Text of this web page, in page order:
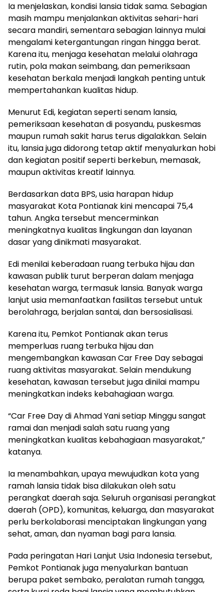
Ia menjelaskan, kondisi lansia tidak sama. Sebagian
masih mampu menjalankan aktivitas sehari-hari
secara mandiri, sementara sebagian lainnya mulai
mengalami ketergantungan ringan hingga berat.
Karena itu, menjaga kesehatan melalui olahraga
rutin, pola makan seimbang, dan pemeriksaan
kesehatan berkala menjadi langkah penting untuk
mempertahankan kualitas hidup.
Menurut Edi, kegiatan seperti senam lansia,
pemeriksaan kesehatan di posyandu, puskesmas
maupun rumah sakit harus terus digalakkan. Selain
itu, lansia juga didorong tetap aktif menyalurkan hobi
dan kegiatan positif seperti berkebun, memasak,
maupun aktivitas kreatif lainnya.
Berdasarkan data BPS, usia harapan hidup
masyarakat Kota Pontianak kini mencapai 75,4
tahun. Angka tersebut mencerminkan
meningkatnya kualitas lingkungan dan layanan
dasar yang dinikmati masyarakat.
Edi menilai keberadaan ruang terbuka hijau dan
kawasan publik turut berperan dalam menjaga
kesehatan warga, termasuk lansia. Banyak warga
lanjut usia memanfaatkan fasilitas tersebut untuk
berolahraga, berjalan santai, dan bersosialisasi.
Karena itu, Pemkot Pontianak akan terus
memperluas ruang terbuka hijau dan
mengembangkan kawasan Car Free Day sebagai
ruang aktivitas masyarakat. Selain mendukung
kesehatan, kawasan tersebut juga dinilai mampu
meningkatkan indeks kebahagiaan warga.
“Car Free Day di Ahmad Yani setiap Minggu sangat
ramai dan menjadi salah satu ruang yang
meningkatkan kualitas kebahagiaan masyarakat,”
katanya.
Ia menambahkan, upaya mewujudkan kota yang
ramah lansia tidak bisa dilakukan oleh satu
perangkat daerah saja. Seluruh organisasi perangkat
daerah (OPD), komunitas, keluarga, dan masyarakat
perlu berkolaborasi menciptakan lingkungan yang
sehat, aman, dan nyaman bagi para lansia.
Pada peringatan Hari Lanjut Usia Indonesia tersebut,
Pemkot Pontianak juga menyalurkan bantuan
berupa paket sembako, peralatan rumah tangga,